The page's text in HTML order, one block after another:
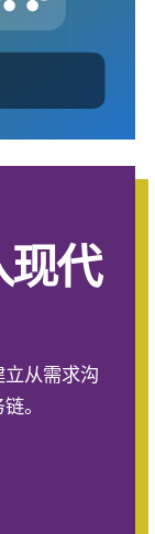
现代
从需求沟
。